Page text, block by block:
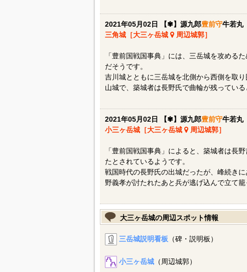
2021年05月02日 【✾】源九郎豊前守牛若丸
三角城［大三ヶ岳城
周辺城郭］
「豊前国戦国事典」には、三岳城を攻める
だそうです。
吉川城とともに三岳城を北側から西側を取
山城で、築城者は長野氏で曲輪が残っている
2021年05月02日 【✾】源九郎豊前守牛若丸
小三ヶ岳城［大三ヶ岳城
周辺城郭］
「豊前国戦国事典」によると、築城者は長
たとされているようです。
戦国時代の長野氏の出城だったが、峰続き
野義孝が討たれたあと兵が逃げ込んで立て籠
大三ヶ岳城の周辺スポット情報
三岳城説明看板 （碑・説明板）
小三ヶ岳城（周辺城郭）